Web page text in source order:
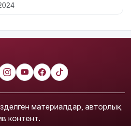
материалдар, авторлық
контент.